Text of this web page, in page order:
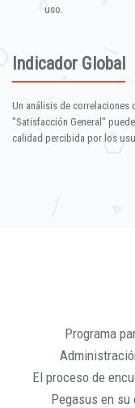
uso.
Indicador Global
Un análisis de
"Satisfacción General"
calidad percibida por los
Programa
El proceso de
Pegasus en su